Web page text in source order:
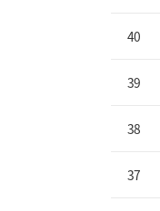
40
39
38
37